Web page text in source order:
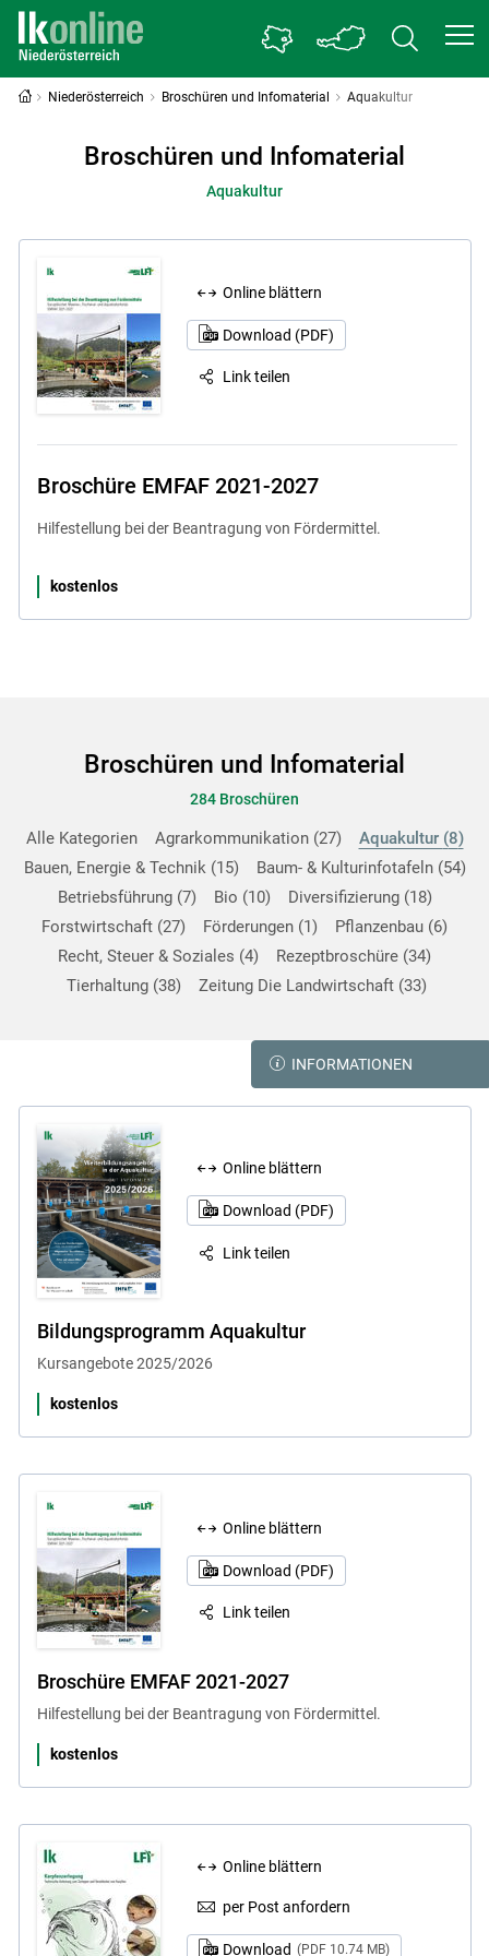
Skip to main content
Niederösterreich Broschüren und Infomaterial Aquakultur
Broschüren und Infomaterial
Aquakultur
Online blättern
Download (PDF)
Link teilen
Broschüre EMFAF 2021-2027
Hilfestellung bei der Beantragung von Fördermittel.
kostenlos
Broschüren und Infomaterial
284 Broschüren
Alle Kategorien Agrarkommunikation 27 Aquakultur 8
Bauen, Energie & Technik 15 Baum- & Kulturinfotafeln 54
Betriebsführung 7 Bio 10 Diversifizierung 18
Forstwirtschaft 27 Förderungen 1 Pflanzenbau 6
Recht, Steuer & Soziales 4 Rezeptbroschüre 34
Tierhaltung 38 Zeitung Die Landwirtschaft 33
INFORMATIONEN
Online blättern
Download (PDF)
Link teilen
Bildungsprogramm Aquakultur
Kursangebote 2025/2026
kostenlos
Online blättern
Download (PDF)
Link teilen
Broschüre EMFAF 2021-2027
Hilfestellung bei der Beantragung von Fördermittel.
kostenlos
Online blättern
per Post anfordern
Download (PDF 10.74 MB)